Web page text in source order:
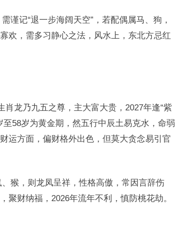
谨记“退一步海阔天空”，若配偶属马、狗，
欢，需多习静心之法，风水上，东北方忌红
肖龙乃九五之尊，主大富大贵，2027年逢“紫
58岁为黄金期，然五行中辰土易克水，命弱
运方面，偏财格外出色，但莫大贪念易引官
猴，则龙凤呈祥，性格高傲，常因言辞伤
聚财纳福，2026年流年不利，慎防桃花劫。